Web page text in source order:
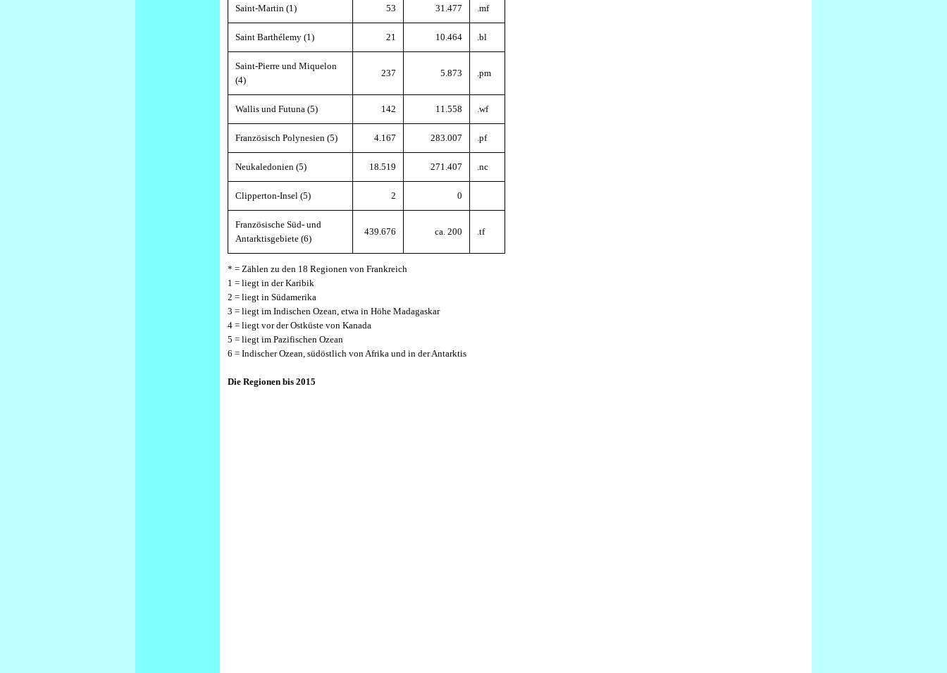
Saint-Martin (1) 53 31.477 .mf
Saint Barthélemy (1) 21 10.464 .bl
Saint-Pierre und Miquelon
(4)
237 5.873 .pm
Wallis und Futuna (5) 142 11.558 .wf
Französisch Polynesien (5) 4.167 283.007 .pf
Neukaledonien (5) 18.519 271.407 .nc
Clipperton-Insel (5) 2 0
Französische Süd- und
Antarktisgebiete (6)
439.676 ca. 200 .tf
* = Zählen zu den 18 Regionen von Frankreich
1 = liegt in der Karibik
2 = liegt in Südamerika
3 = liegt im Indischen Ozean, etwa in Höhe Madagaskar
4 = liegt vor der Ostküste von Kanada
5 = liegt im Pazifischen Ozean
6 = Indischer Ozean, südöstlich von Afrika und in der Antarktis
Die Regionen bis 2015